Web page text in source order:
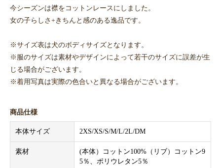
今シーズンは襟をコットンレースにしました。
女の子らしさ+きちんと感のある逸品です。
※サイズ表は犬のボディサイズとなります。
※服のサイズは素材やデザインによって若干のサイズに誤差が生
じる場合がございます。
※着用写真は実際の色合いと異なる場合がございます。
商品仕様
本体サイズ 2XS/XS/S/M/L/2L/DM
素材
(本体）コットン100%（リブ）コットン9
5％、ポリウレタン5％